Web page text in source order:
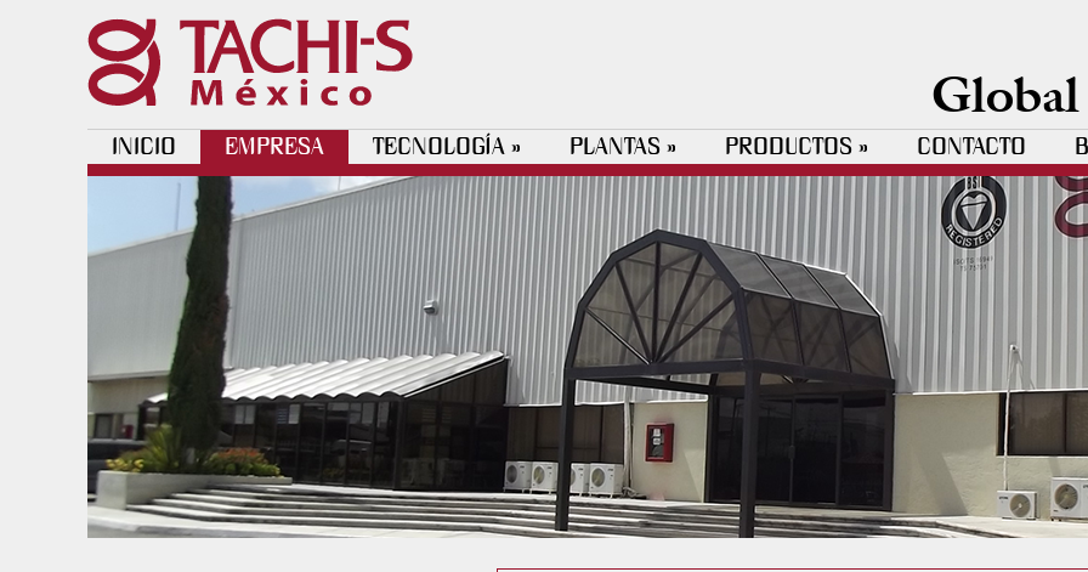
INICIO EMPRESA TECNOLOGÍA » PLANTAS » PRODUCTOS » CONTACTO